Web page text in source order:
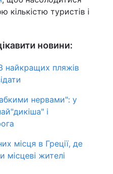
туристів і
новини:
найкращих пляжів
нервами": у
і
місця в Греції, де
місцеві жителі